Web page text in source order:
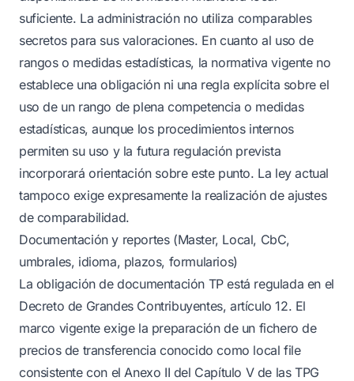
suficiente. La administración no utiliza comparables
secretos para sus valoraciones. En cuanto al uso de
rangos o medidas estadísticas, la normativa vigente no
establece una obligación ni una regla explícita sobre el
uso de un rango de plena competencia o medidas
estadísticas, aunque los procedimientos internos
permiten su uso y la futura regulación prevista
incorporará orientación sobre este punto. La ley actual
tampoco exige expresamente la realización de ajustes
de comparabilidad.
Documentación y reportes (Master, Local, CbC,
umbrales, idioma, plazos, formularios)
La obligación de documentación TP está regulada en el
Decreto de Grandes Contribuyentes, artículo 12. El
marco vigente exige la preparación de un fichero de
precios de transferencia conocido como local file
consistente con el Anexo II del Capítulo V de las TPG